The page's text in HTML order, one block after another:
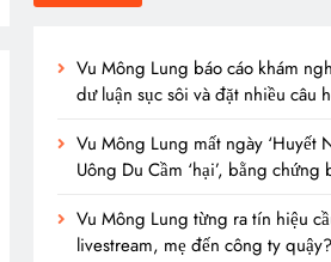
Vu Mông Lung báo cáo khám
dư luận sục sôi và đặt nhiều câu
Vu Mông Lung mất ngày ‘Huyết
Uông Du Cầm ‘hại’, bằng chứng
Vu Mông Lung từng ra tín hiệu
livestream, mẹ đến công ty quậy?